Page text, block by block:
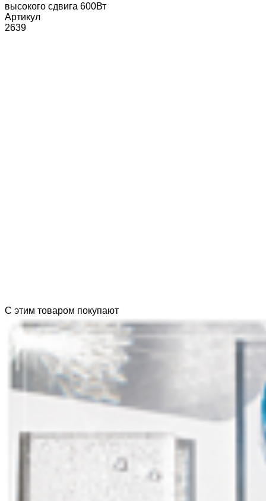
высокого сдвига 600Вт
Артикул
2639
С этим товаром покупают